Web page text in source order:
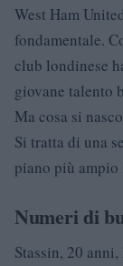
West Ham
fondamentale.
club londinese
giovane talento
Ma cosa si
Si tratta di una
piano più ampio
Numeri di
Stassin, 20